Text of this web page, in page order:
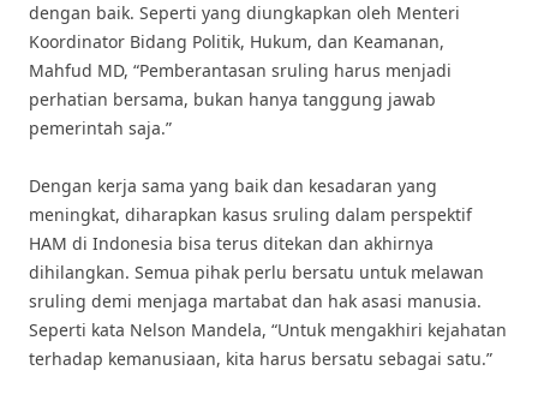
dengan baik. Seperti yang diungkapkan oleh Menteri
Koordinator Bidang Politik, Hukum, dan Keamanan,
Mahfud MD, “Pemberantasan sruling harus menjadi
perhatian bersama, bukan hanya tanggung jawab
pemerintah saja.”
Dengan kerja sama yang baik dan kesadaran yang
meningkat, diharapkan kasus sruling dalam perspektif
HAM di Indonesia bisa terus ditekan dan akhirnya
dihilangkan. Semua pihak perlu bersatu untuk melawan
sruling demi menjaga martabat dan hak asasi manusia.
Seperti kata Nelson Mandela, “Untuk mengakhiri kejahatan
terhadap kemanusiaan, kita harus bersatu sebagai satu.”